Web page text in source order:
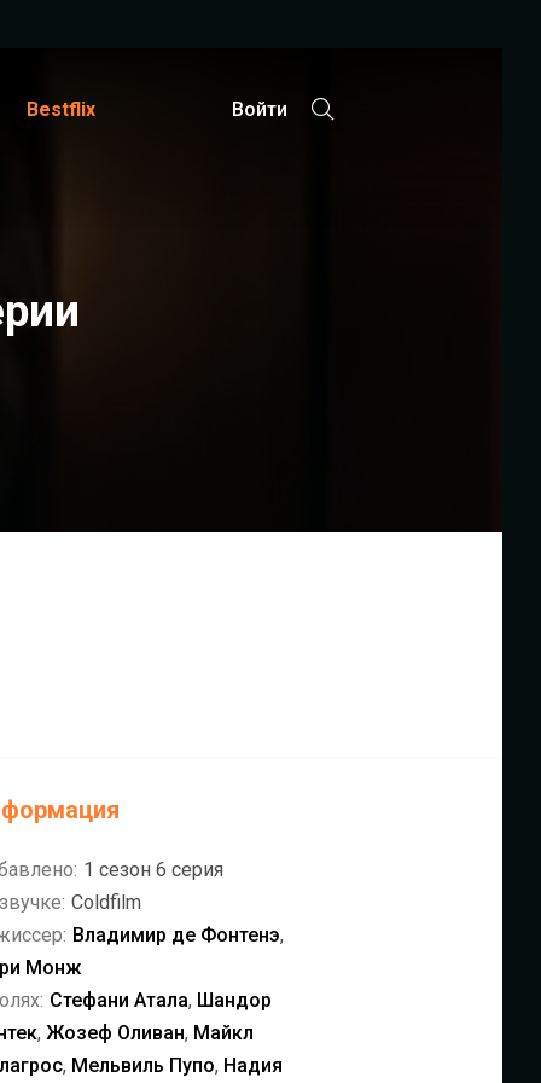
Bestflix Войти
1 сезон 6 серия
Coldfilm
Владимир де Фонтенэ,
Монж
Стефани Атала, Шандор
, Жозеф Оливан, Майкл
, Мельвиль Пупо, Надия